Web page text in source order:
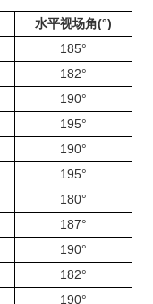
水平视场角(°)
185°
182°
190°
195°
190°
195°
180°
187°
190°
182°
190°